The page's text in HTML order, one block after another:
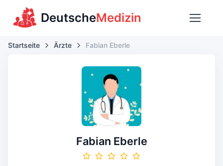
DeutscheMedizin
Startseite Ärzte Fabian Eberle
Fabian Eberle